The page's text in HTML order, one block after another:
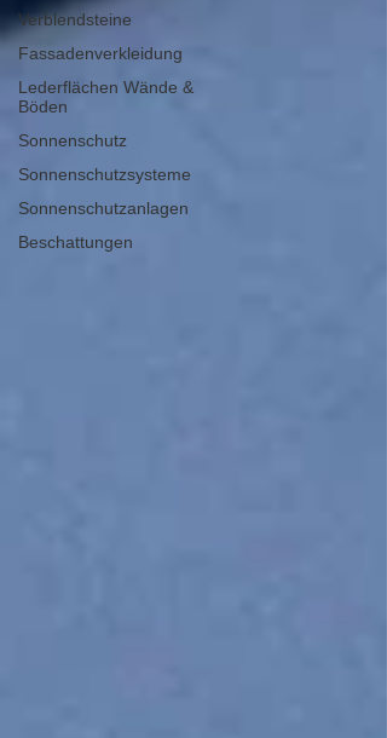
Verblendsteine
Fassadenverkleidung
Lederflächen Wände &
Böden
Sonnenschutz
Sonnenschutzsysteme
Sonnenschutzanlagen
Beschattungen